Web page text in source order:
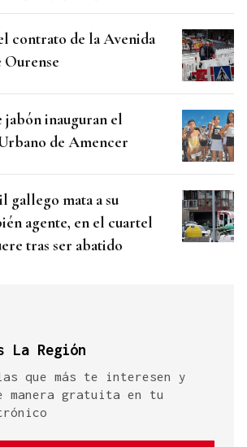
contrato de la Avenida
Ourense
jabón inauguran el
de Amencer
gallego mata a su
agente, en el cuartel
tras ser abatido
La Región
que más te interesen y
manera gratuita en tu